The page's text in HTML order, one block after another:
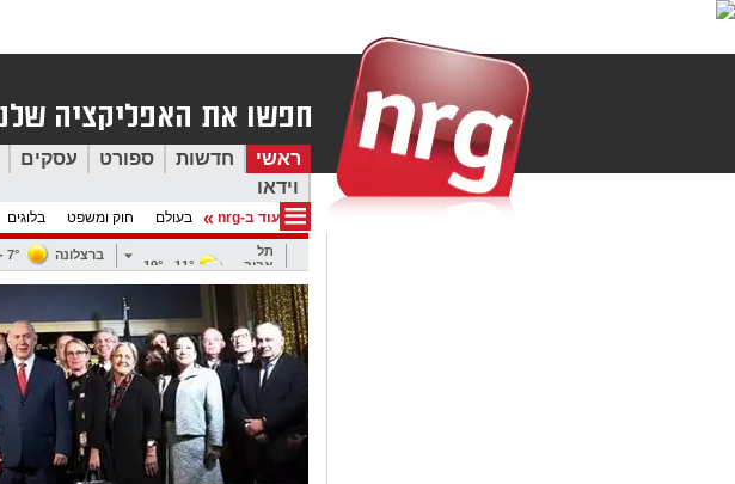
ראשי חדשות ספורט עסקים
וידאו
עוד ב-nrg » בעולם חוק ומשפט בלוגים
תל
אביב
11° - 19°
ברצלונה 7° - 15°